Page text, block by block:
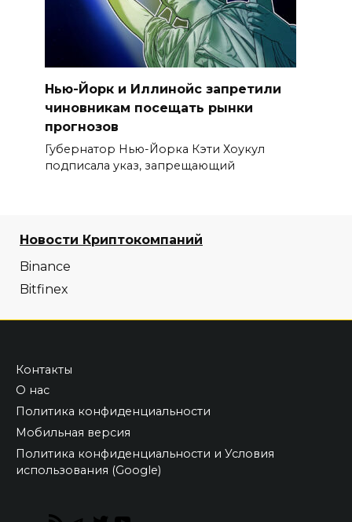
Нью-Йорк и Иллинойс запретили
чиновникам посещать рынки
прогнозов
Губернатор Нью-Йорка Кэти Хоукул
подписала указ, запрещающий
Новости Криптокомпаний
Binance
Bitfinex
Контакты
О нас
Политика конфиденциальности
Мобильная версия
Политика конфиденциальности и Условия
использования (Google)